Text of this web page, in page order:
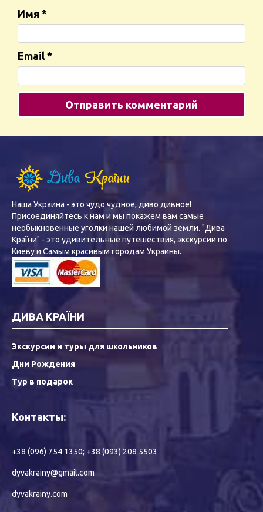
Имя *
Email *
Наша Украина - это чудо чудное, диво дивное!
Присоединяйтесь к нам и мы покажем вам самые
необыкновенные уголки нашей любимой земли. "Дива
Країни" - это удивительные путешествия, экскурсии по
Киеву и Самым красивым городам Украины.
ДИВА КРАЇНИ
Экскурсии и туры для школьников
Дни Рождения
Тур в подарок
Контакты:
+38 (096) 754 1350; +38 (093) 208 5503
dyvakrainy@gmail.com
dyvakrainy.com